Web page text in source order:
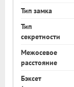
Тип замка
Тип
секретности
Межосевое
расстояние
Бэксет